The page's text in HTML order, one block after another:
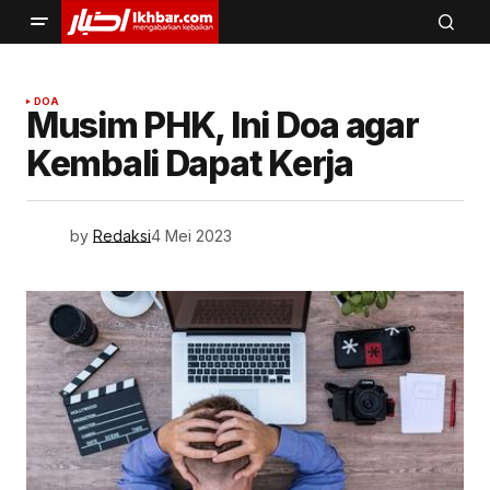
DOA
Musim PHK, Ini Doa agar
Kembali Dapat Kerja
by Redaksi4 Mei 2023